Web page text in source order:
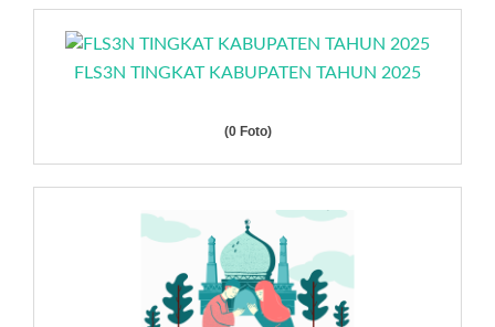
FLS3N TINGKAT KABUPATEN TAHUN 2025
(0 Foto)